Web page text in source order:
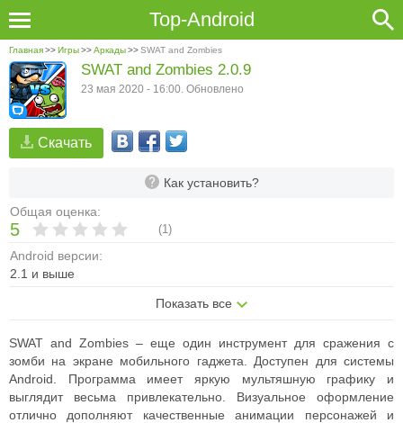
Top-Android
Главная>>Игры>>Аркады>>SWAT and Zombies
Скачать
Как установить?
Общая оценка:
5 (1)
Android версии:
2.1 и выше
Показать все
SWAT and Zombies 2.0.9
23 мая 2020 - 16:00. Обновлено
SWAT and Zombies – еще один инструмент для сражения с
зомби на экране мобильного гаджета. Доступен для системы
Android. Программа имеет яркую мультяшную графику и
выглядит весьма привлекательно. Визуальное оформление
отлично дополняют качественные анимации персонажей и